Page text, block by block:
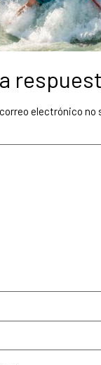
electrónico no